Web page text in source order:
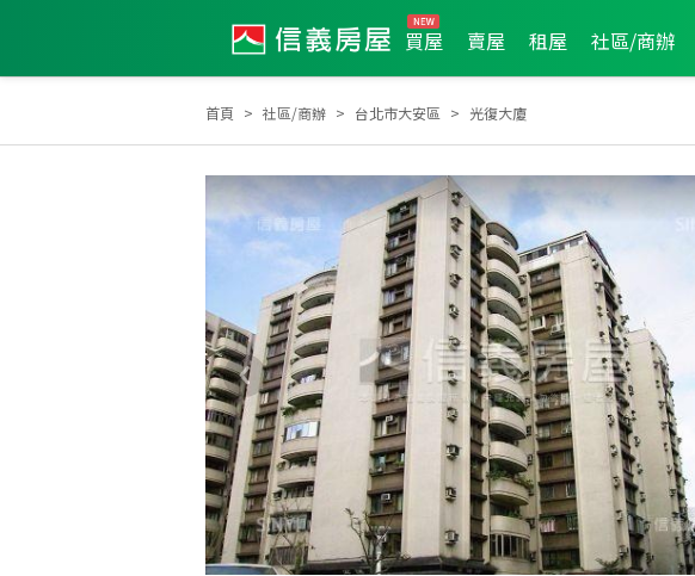
買屋 賣屋 租屋 社區/商辦
首頁 社區/商辦 台北市大安區 光復大廈
2023年2月區業績TOP3 2021年2月區業績TOP1 2023年2月區成件TOP1